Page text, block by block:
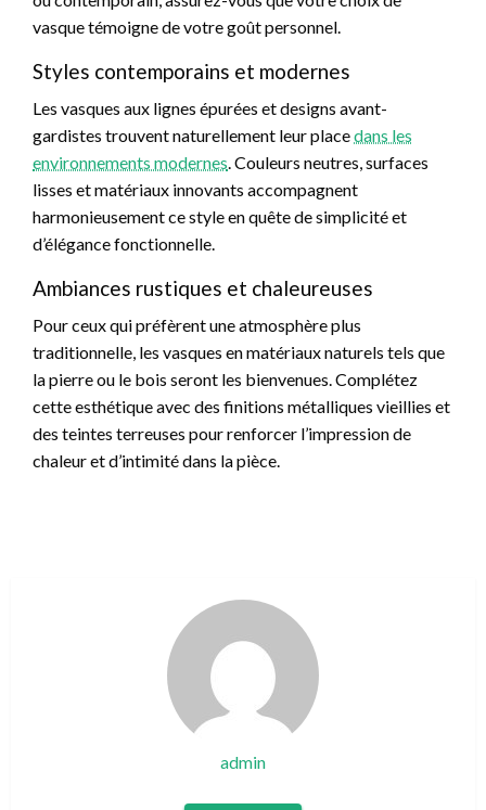
vasque témoigne de votre goût personnel.
Styles contemporains et modernes
Les vasques aux lignes épurées et designs avant-
gardistes trouvent naturellement leur placedans les
environnements modernes. Couleurs neutres, surfaces
lisses et matériaux innovants accompagnent
harmonieusement ce style en quête de simplicité et
d’élégance fonctionnelle.
Ambiances rustiques et chaleureuses
Pour ceux qui préfèrent une atmosphère plus
traditionnelle, les vasques en matériaux naturels tels que
la pierre ou le bois seront les bienvenues. Complétez
cette esthétique avec des finitions métalliques vieillies et
des teintes terreuses pour renforcer l’impression de
chaleur et d’intimité dans la pièce.
admin